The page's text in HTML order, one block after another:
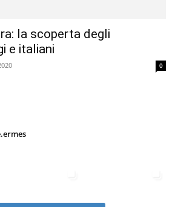
la scoperta degli
e italiani
0